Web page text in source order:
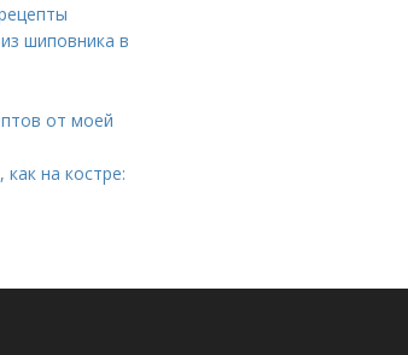
шиповника в
от моей
на костре: